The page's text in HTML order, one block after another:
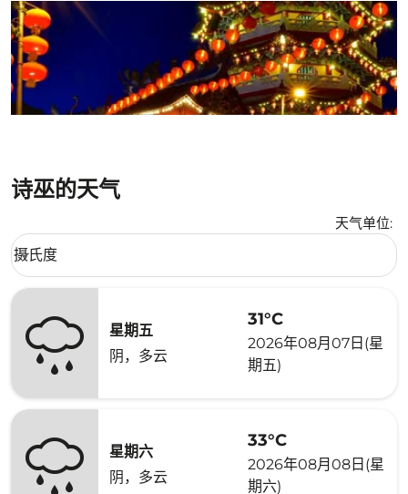
诗巫的天气
天气单位:
Weather unit option 摄氏度 Selected
摄氏度
keyboard_arrow_down
星期五
阴，多云
31°C
2026年08月07日(星
期五)
星期六
阴，多云
33°C
2026年08月08日(星
期六)